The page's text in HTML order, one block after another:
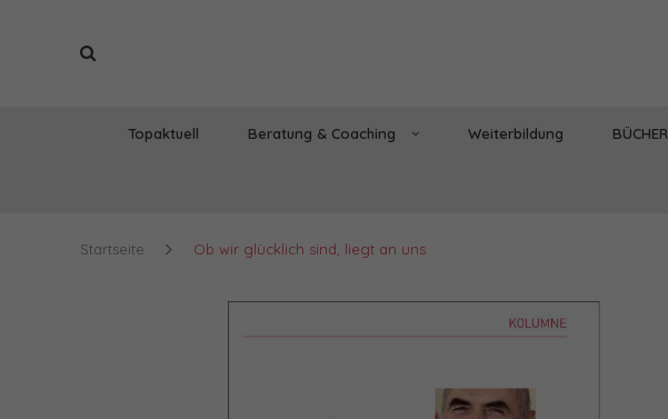
Topaktuell Beratung & Coaching Weiterbildung
Startseite Ob wir glücklich sind, liegt an uns